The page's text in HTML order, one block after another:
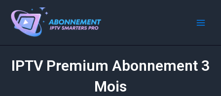
content
IPTV Premium Abonnement 3
Mois